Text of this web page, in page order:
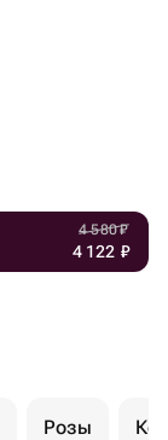
4 580₽
4 122 ₽
Розы